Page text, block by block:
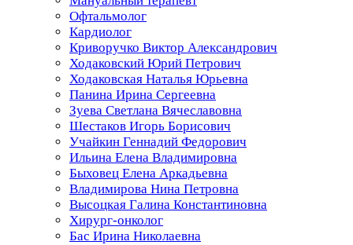
Офтальмолог
Кардиолог
Криворучко Виктор Александрович
Ходаковский Юрий Петрович
Ходаковская Наталья Юрьевна
Панина Ирина Сергеевна
Зуева Светлана Вячеславовна
Шестаков Игорь Борисович
Учайкин Геннадий Федорович
Ильина Елена Владимировна
Быховец Елена Аркадьевна
Владимирова Нина Петровна
Высоцкая Галина Константиновна
Хирург-онколог
Бас Ирина Николаевна